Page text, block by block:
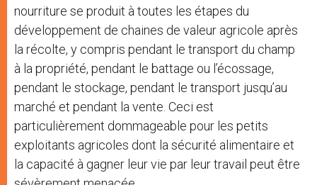
nourriture se produit à toutes les étapes du
développement de chaines de valeur agricole après
la récolte, y compris pendant le transport du champ
à la propriété, pendant le battage ou l’écossage,
pendant le stockage, pendant le transport jusqu’au
marché et pendant la vente. Ceci est
particulièrement dommageable pour les petits
exploitants agricoles dont la sécurité alimentaire et
la capacité à gagner leur vie par leur travail peut être